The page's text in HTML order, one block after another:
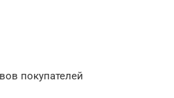
покупателей